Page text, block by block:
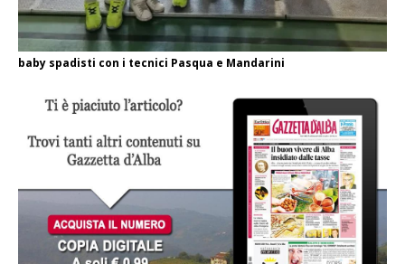
baby spadisti con i tecnici Pasqua e Mandarini